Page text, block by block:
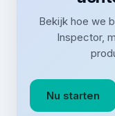
Bekijk hoe we
Inspector,
Nu starten